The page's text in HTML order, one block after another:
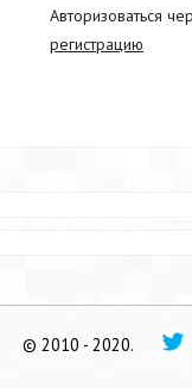
Авторизоваться
регистрацию
© 2010 - 2020.